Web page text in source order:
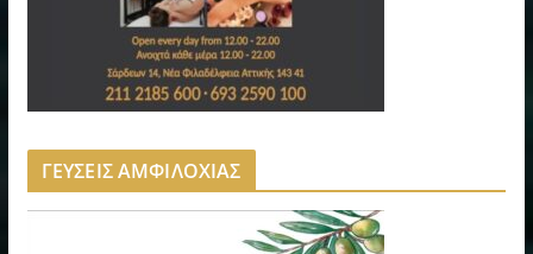
ΓΕΥΣΕΙΣ ΑΜΦΙΛΟΧΙΑΣ